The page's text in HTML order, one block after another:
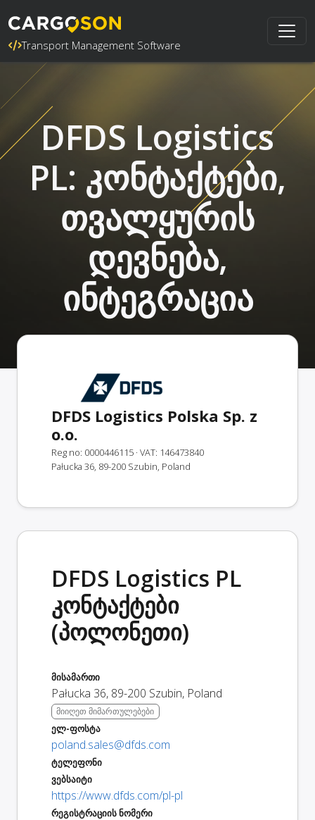
Transport Management Software
DFDS Logistics
PL: კონტაქტები,
თვალყურის
დევნება,
ინტეგრაცია
DFDS Logistics Polska Sp. z
o.o.
Reg no: 0000446115 · VAT: 146473840
Pałucka 36, 89-200 Szubin, Poland
DFDS Logistics PL
კონტაქტები
(პოლონეთი)
მისამართი
Pałucka 36, 89-200 Szubin, Poland
მიიღეთ მიმართულებები
ელ-ფოსტა
poland.sales@dfds.com
ტელეფონი
ვებსაიტი
https://www.dfds.com/pl-pl
რეგისტრაციის ნომერი